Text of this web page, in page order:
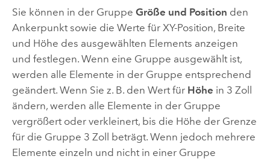
Sie können in der Gruppe Größe und Position den
Ankerpunkt sowie die Werte für XY-Position, Breite
und Höhe des ausgewählten Elements anzeigen
und festlegen. Wenn eine Gruppe ausgewählt ist,
werden alle Elemente in der Gruppe entsprechend
geändert. Wenn Sie z. B. den Wert für Höhe in 3 Zoll
ändern, werden alle Elemente in der Gruppe
vergrößert oder verkleinert, bis die Höhe der Grenze
für die Gruppe 3 Zoll beträgt. Wenn jedoch mehrere
Elemente einzeln und nicht in einer Gruppe